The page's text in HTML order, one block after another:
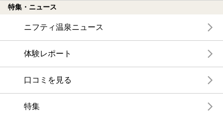
特集・ニュース
ニフティ温泉ニュース
体験レポート
口コミを見る
特集